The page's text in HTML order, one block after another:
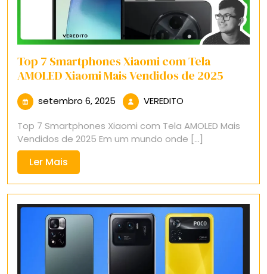
Top 7 Smartphones Xiaomi com Tela
AMOLED Xiaomi Mais Vendidos de 2025
setembro 6, 2025 setembro
2025
VEREDITO
Top 7 Smartphones Xiaomi com Tela AMOLED Mais
Vendidos de 2025 Em um mundo onde [...]
Ler Mais
Mais